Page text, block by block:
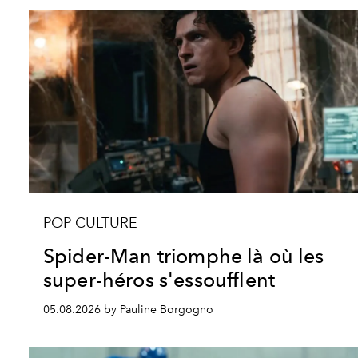
POP CULTURE
Spider-Man triomphe là où les
super-héros s'essoufflent
05.08.2026 by Pauline Borgogno